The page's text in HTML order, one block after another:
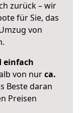
zurück – wir
für Sie, das
von
einfach
von nurca.
Beste daran
Preisen